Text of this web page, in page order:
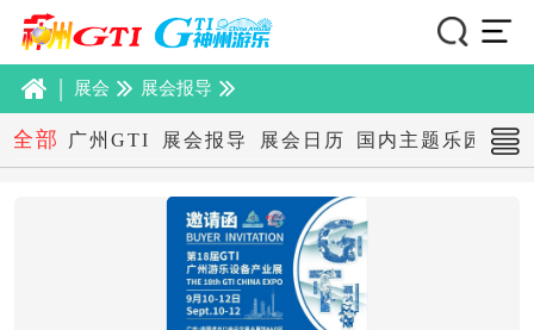
| 展会 展会报导
全部 广州GTI 展会报导 展会日历 国内主题乐园展会